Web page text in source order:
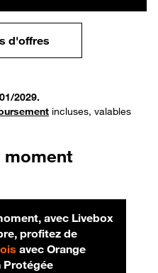
d'offres
2029.
incluses, valables
moment
avec Livebox
profitez de
20 € par mois
avec Orange
Protégée